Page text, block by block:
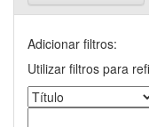
Adicionar filtros:
Utilizar filtros para